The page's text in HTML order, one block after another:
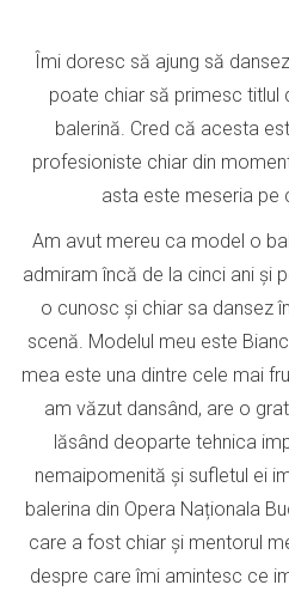
Îmi doresc să ajung să
poate chiar să primesc titlul
balerină. Cred că acesta
profesioniste chiar din
asta este meseria pe
Am avut mereu ca model o
admiram încă de la cinci ani și
o cunosc și chiar sa dansez
scenă. Modelul meu este
mea este una dintre cele mai
am văzut dansând, are o
lăsând deoparte tehnica
nemaipomenită și sufletul ei
balerina din Opera Naționala
care a fost chiar și mentorul
despre care îmi amintesc ce